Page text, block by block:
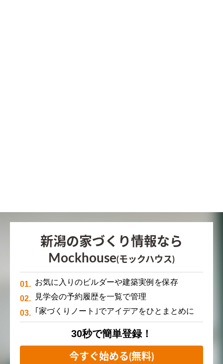
新潟の家づくり情報なら
Mockhouse(モックハウス)
お気に入りのビルダーや建築実例を保存
見学会の予約履歴を一覧で管理
｢家づくりノート｣でアイデアをひとまとめに
30秒で簡単登録！
今すぐ始める(無料)